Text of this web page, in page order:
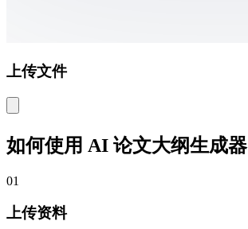
上传文件
如何使用 AI 论文大纲生成器
01
上传资料